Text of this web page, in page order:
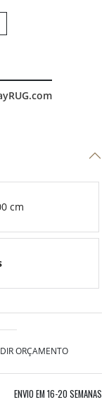
cm
ORÇAMENTO
ENVIO EM 16-20 SEMANAS